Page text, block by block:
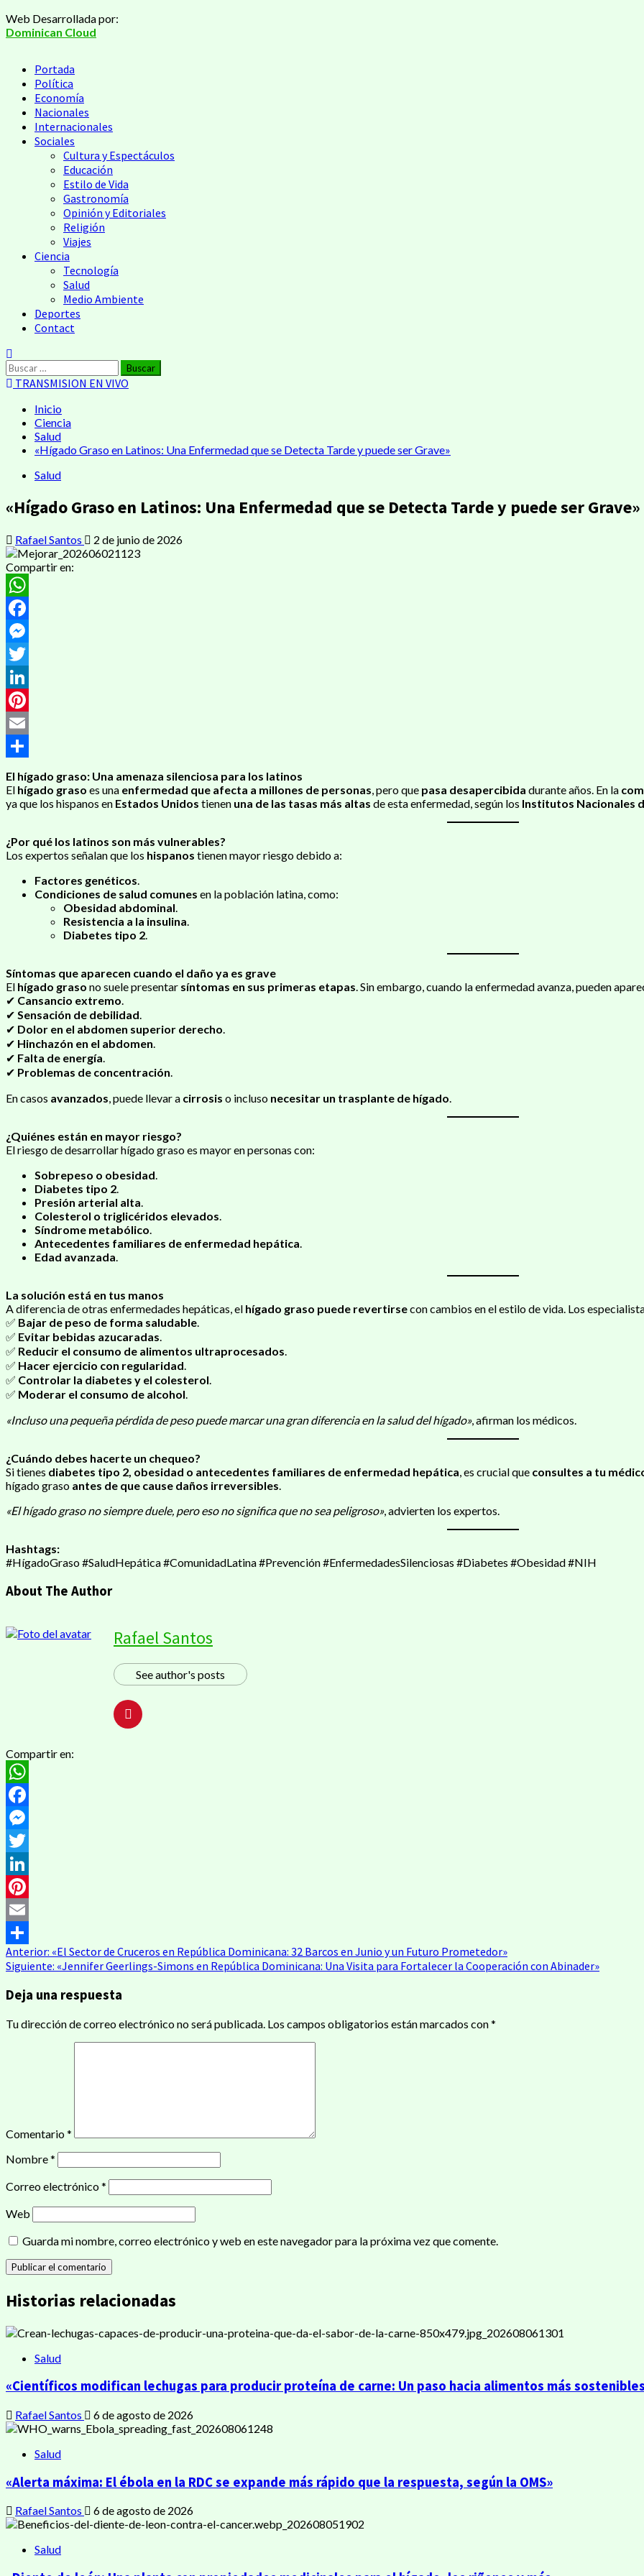
Web Desarrollada por:
Dominican Cloud
Portada
Política
Economía
Nacionales
Internacionales
Sociales
Cultura y Espectáculos
Educación
Estilo de Vida
Gastronomía
Opinión y Editoriales
Religión
Viajes
Ciencia
Tecnología
Salud
Medio Ambiente
Deportes
Contact
TRANSMISION EN VIVO
Inicio
Ciencia
Salud
«Hígado Graso en Latinos: Una Enfermedad que se Detecta Tarde y puede ser Grave»
Salud
«Hígado Graso en Latinos: Una Enfermedad que se Detecta Tarde y puede ser Grave»
Rafael Santos
2 de junio de 2026
Compartir en:
WhatsApp
Facebook
Messenger
Twitter
LinkedIn
Pinterest
Email
El hígado graso: Una amenaza silenciosa para los latinos
El hígado graso es una enfermedad que afecta a millones de personas, pero que pasa desapercibida durante años. En la
ya que los hispanos en Estados Unidos tienen una de las tasas más altas de esta enfermedad, según los Institutos Nacionales
¿Por qué los latinos son más vulnerables?
Los expertos señalan que los hispanos tienen mayor riesgo debido a:
Factores genéticos.
Condiciones de salud comunes en la población latina, como:
Obesidad abdominal.
Resistencia a la insulina.
Diabetes tipo 2.
Síntomas que aparecen cuando el daño ya es grave
El hígado graso no suele presentar síntomas en sus primeras etapas. Sin embargo, cuando la enfermedad avanza, pueden
✔ Cansancio extremo.
✔ Sensación de debilidad.
✔ Dolor en el abdomen superior derecho.
✔ Hinchazón en el abdomen.
✔ Falta de energía.
✔ Problemas de concentración.
En casos avanzados, puede llevar a cirrosis o incluso necesitar un trasplante de hígado.
¿Quiénes están en mayor riesgo?
El riesgo de desarrollar hígado graso es mayor en personas con:
Sobrepeso o obesidad.
Diabetes tipo 2.
Presión arterial alta.
Colesterol o triglicéridos elevados.
Síndrome metabólico.
Antecedentes familiares de enfermedad hepática.
Edad avanzada.
La solución está en tus manos
A diferencia de otras enfermedades hepáticas, el hígado graso puede revertirsecon cambios en el estilo de vida. Los
✅ Bajar de peso de forma saludable.
✅ Evitar bebidas azucaradas.
✅ Reducir el consumo de alimentos ultraprocesados.
✅ Hacer ejercicio con regularidad.
✅ Controlar la diabetes y el colesterol.
✅ Moderar el consumo de alcohol.
«Incluso una pequeña pérdida de peso puede marcar una gran diferencia en la salud del hígado», afirman los médicos.
¿Cuándo debes hacerte un chequeo?
Si tienes diabetes tipo 2, obesidad o antecedentes familiares de enfermedad hepática, es crucial que consultes a tu
hígado graso antes de que cause daños irreversibles.
«El hígado graso no siempre duele, pero eso no significa que no sea peligroso», advierten los expertos.
Hashtags:
#HígadoGraso #SaludHepática #ComunidadLatina #Prevención #EnfermedadesSilenciosas #Diabetes #Obesidad #NIH
About The Author
Rafael Santos
See author's posts
Compartir en:
WhatsApp
Facebook
Messenger
Twitter
LinkedIn
Pinterest
Email
Compartir
Anterior: «El Sector de Cruceros en República Dominicana: 32 Barcos en Junio y un Futuro Prometedor»
Siguiente: «Jennifer Geerlings-Simons en República Dominicana: Una Visita para Fortalecer la Cooperación con Abinader»
Deja una respuesta
Tu dirección de correo electrónico no será publicada. Los campos obligatorios están marcados con*
Comentario*
Nombre*
Correo electrónico*
Web
Guarda mi nombre, correo electrónico y web en este navegador para la próxima vez que comente.
Historias relacionadas
Salud
«Científicos modifican lechugas para producir proteína de carne: Un paso hacia alimentos más
Rafael Santos 6 de agosto de 2026
Salud
«Alerta máxima: El ébola en la RDC se expande más rápido que la respuesta, según la OMS»
Rafael Santos 6 de agosto de 2026
Salud